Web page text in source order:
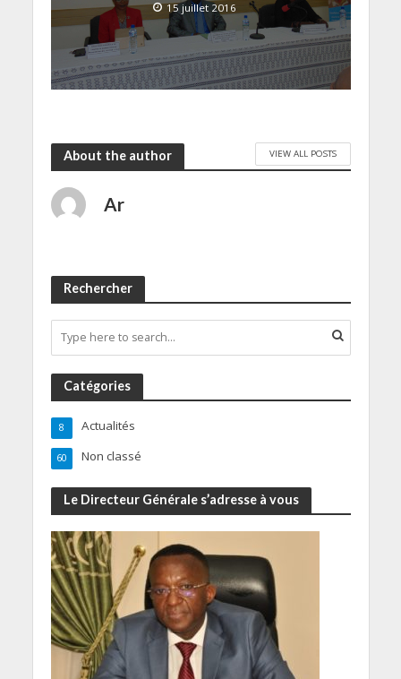
15 juillet 2016
About the author VIEW ALL POSTS
Ar
Rechercher
Catégories
Actualités
8
Non classé
60
Le Directeur Générale s’adresse à vous